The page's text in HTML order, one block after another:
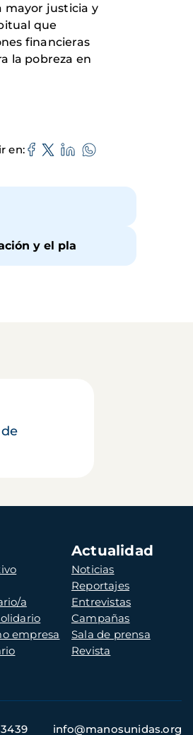
mayor justicia y
que
financieras
la pobreza en
en
y el pla
a
empresa
Actualidad
Noticias
Reportajes
Entrevistas
Campañas
Sala de prensa
Revista
info@manosunidas.org